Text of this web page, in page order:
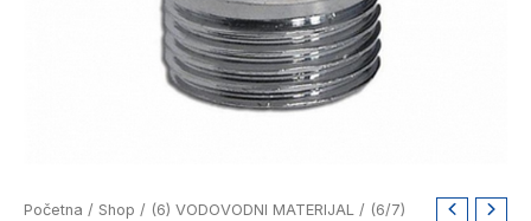
Početna / Shop / (6) VODOVODNI MATERIJAL / (6/7)
Kromirana